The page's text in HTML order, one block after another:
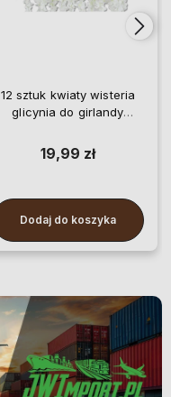
12 sztuk kwiaty wisteria
glicynia do girlandy
19,99 zł
Dodaj do koszyka